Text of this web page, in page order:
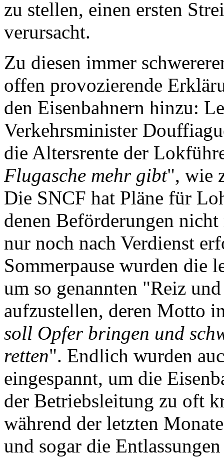
zu stellen, einen ersten
verursacht.
Zu diesen immer
offen provozierende
den Eisenbahnern hinzu:
Verkehrsminister
die Altersrente der
Flugasche mehr gibt", wie
Die SNCF hat Pläne für
denen Beförderungen
nur noch nach Verdienst
Sommerpause wurden die
um so genannten "Reiz
aufzustellen, deren Motto
soll Opfer bringen und
retten". Endlich wurden
eingespannt, um die
der Betriebsleitung zu oft
während der letzten
und sogar die